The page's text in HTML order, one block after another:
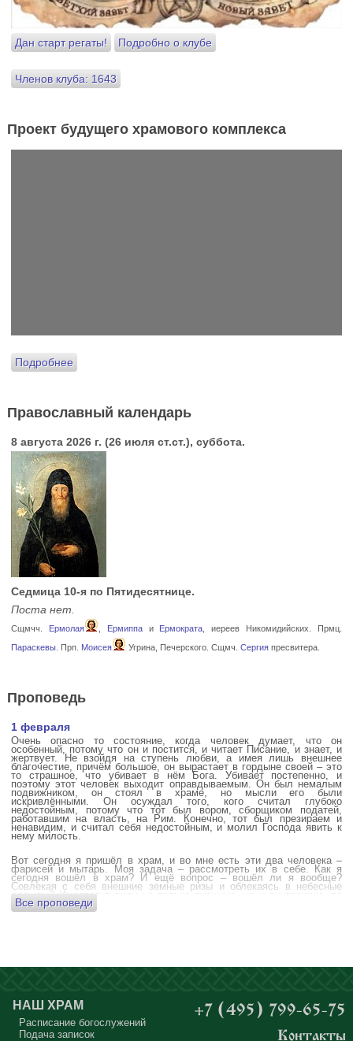
Дан старт регаты! Подробно о клубе
Членов клуба: 1643
Проект будущего храмового комплекса
Подробнее
Православный календарь
8 августа 2026 г. (26 июля ст.ст.), суббота.
Седмица 10-я по Пятидесятнице.
Поста нет.
Сщмчч. Ермолая Ермиппаи Ермократа , иереев Никомидийских. Прмц.
Параскевы. Прп. Моисея Угрина, Печерского. Сщмч. Сергияпресвитера.
Проповедь
1 февраля
Очень опасно то состояние, когда человек думает, что он
особенный, потому что он и постится, и читает Писание, и знает, и
жертвует. Не взойдя на ступень любви, а имея лишь внешнее
благочестие, причём большое, он вырастает в гордыне своей – это
то страшное, что убивает в нём Бога. Убивает постепенно, и
поэтому этот человек выходит оправдываемым. Он был немалым
подвижником, он стоял в храме, но мысли его были
искривлёнными. Он осуждал того, кого считал глубоко
недостойным, потому что тот был вором, сборщиком податей,
работавшим на власть, на Рим. Конечно, тот был презираем и
ненавидим, и считал себя недостойным, и молил Господа явить к
нему милость.
Вот сегодня я пришёл в храм, и во мне есть эти два человека –
фарисей и мытарь. Моя задача – рассмотреть их в себе. Как я
сегодня вошёл в храм? И ещё вопрос – вошёл ли я вообще?
Совлекая с себя внешние земные ризы и облекаясь в небесные
одежды? Имеется в виду не только внешние, но и внутренние, то
есть помыслы.
сердца?
Бог открыл помыслы людей, стоящих в храме, и он ужаснулся
тому, что никто из них не молится – ни один человек, кроме одного
мальчика. Мысли у людей о чём угодно: о работе, о молодой жене
или возлюбленной, о детях, о долгах, о футбольном матче, о
путешествиях, о скором отпуске, о билетах, о машине, об одежде, о
Все проповеди
НАШ ХРАМ
Расписание богослужений
Подача записок
+7 (495) 799-65-75
Контакты